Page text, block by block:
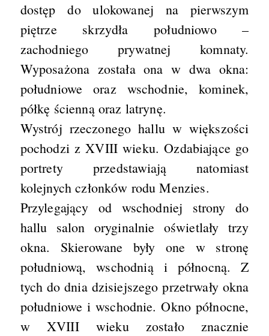
dostęp do ulokowanej na pierwszym
piętrze skrzydła południowo –
zachodniego prywatnej komnaty.
Wyposażona została ona w dwa okna:
południowe oraz wschodnie, kominek,
półkę ścienną oraz latrynę.
Wystrój rzeczonego hallu w większości
pochodzi z XVIII wieku. Ozdabiające go
portrety przedstawiają natomiast
kolejnych członków rodu Menzies.
Przylegający od wschodniej strony do
hallu salon oryginalnie oświetlały trzy
okna. Skierowane były one w stronę
południową, wschodnią i północną. Z
tych do dnia dzisiejszego przetrwały okna
południowe i wschodnie. Okno północne,
w XVIII wieku zostało znacznie